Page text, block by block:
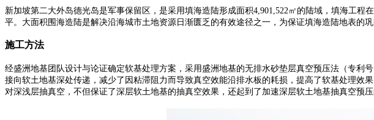
新加坡第二大外岛德光岛是军事保留区，是采用填海造陆形成面积4,901,522㎡的陆域，填海工
平。大面积围海造陆是解决沿海城市土地资源日渐匮乏的有效途径之一，为保证填海造陆地表的巩
施工方法
经盛洲地基团队设计与论证确定软基处理方案，采用盛洲地基的无排水砂垫层真空预压法（专利
接向软土地基深处传递，减少了因粘滞阻力而导致真空效能沿排水板的耗损，提高了软基处理
对深浅层抽真空，不但保证了深层软土地基的抽真空效果，还起到了加速深层软土地基抽真空预